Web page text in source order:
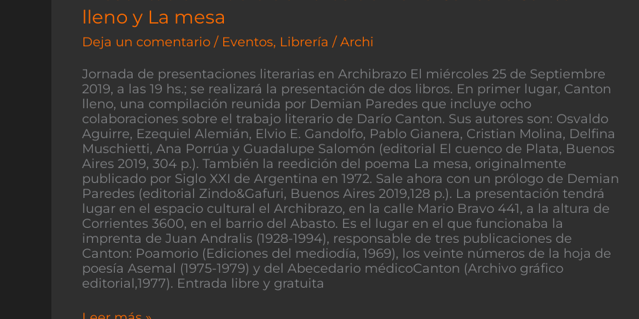
lleno y La mesa
Deja un comentario / Eventos, Librería /Archi
Jornada de presentaciones literarias en Archibrazo El miércoles 25 de Septiembre
2019, a las 19 hs.; se realizará la presentación de dos libros. En primer lugar, Canton
lleno, una compilación reunida por Demian Paredes que incluye ocho
colaboraciones sobre el trabajo literario de Darío Canton. Sus autores son: Osvaldo
Aguirre, Ezequiel Alemián, Elvio E. Gandolfo, Pablo Gianera, Cristian Molina, Delfina
Muschietti, Ana Porrúa y Guadalupe Salomón (editorial El cuenco de Plata, Buenos
Aires 2019, 304 p.). También la reedición del poema La mesa, originalmente
publicado por Siglo XXI de Argentina en 1972. Sale ahora con un prólogo de Demian
Paredes (editorial Zindo&Gafuri, Buenos Aires 2019,128 p.). La presentación tendrá
lugar en el espacio cultural el Archibrazo, en la calle Mario Bravo 441, a la altura de
Corrientes 3600, en el barrio del Abasto. Es el lugar en el que funcionaba la
imprenta de Juan Andralis (1928-1994), responsable de tres publicaciones de
Canton: Poamorio (Ediciones del mediodía, 1969), los veinte números de la hoja de
poesía Asemal (1975-1979) y del Abecedario médicoCanton (Archivo gráfico
editorial,1977). Entrada libre y gratuita
de
libros
de
Canton:
Canton
lleno
y
La
mesa